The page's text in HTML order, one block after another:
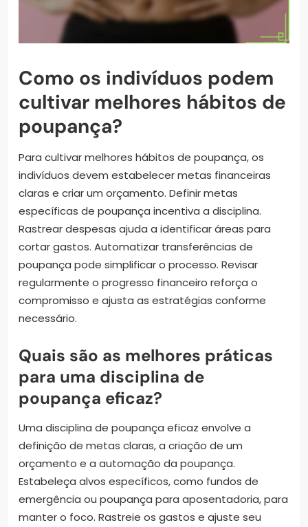
Como os indivíduos podem
cultivar melhores hábitos de
poupança?
Para cultivar melhores hábitos de poupança, os
indivíduos devem estabelecer metas financeiras
claras e criar um orçamento. Definir metas
específicas de poupança incentiva a disciplina.
Rastrear despesas ajuda a identificar áreas para
cortar gastos. Automatizar transferências de
poupança pode simplificar o processo. Revisar
regularmente o progresso financeiro reforça o
compromisso e ajusta as estratégias conforme
necessário.
Quais são as melhores práticas
para uma disciplina de
poupança eficaz?
Uma disciplina de poupança eficaz envolve a
definição de metas claras, a criação de um
orçamento e a automação da poupança.
Estabeleça alvos específicos, como fundos de
emergência ou poupança para aposentadoria, para
manter o foco. Rastreie os gastos e ajuste seu